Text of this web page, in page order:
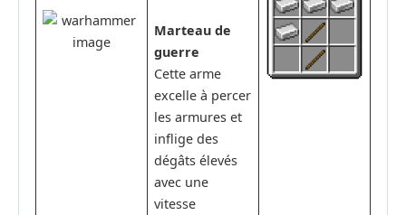
Marteau de
guerre
Cette arme
excelle à percer
les armures et
inflige des
dégâts élevés
avec une
vitesse